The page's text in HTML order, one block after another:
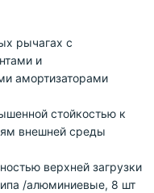
рычагах с
и
амортизаторами
стойкостью к
внешней среды
верхней загрузки
/алюминиевые, 8 шт